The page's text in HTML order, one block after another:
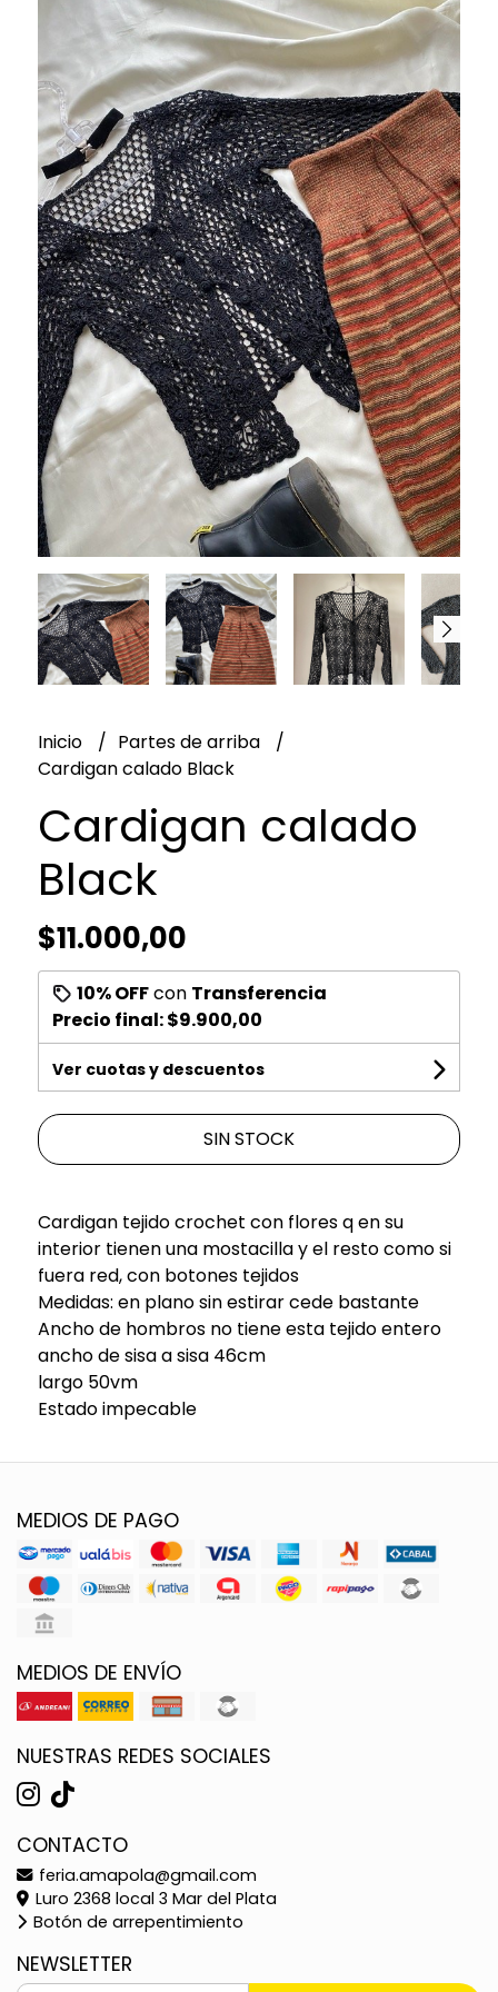
Inicio
Partes de arriba
Cardigan calado Black
Cardigan calado
Black
$11.000,00
10% OFFcon Transferencia
Precio final:$9.900,00
Ver cuotas y descuentos
SIN STOCK
Cardigan tejido crochet con flores q en su
interior tienen una mostacilla y el resto como si
fuera red, con botones tejidos
Medidas: en plano sin estirar cede bastante
Ancho de hombros no tiene esta tejido entero
ancho de sisa a sisa 46cm
largo 50vm
Estado impecable
MEDIOS DE PAGO
MEDIOS DE ENVÍO
NUESTRAS REDES SOCIALES
CONTACTO
feria.amapola@gmail.com
Luro 2368 local 3 Mar del Plata
Botón de arrepentimiento
NEWSLETTER